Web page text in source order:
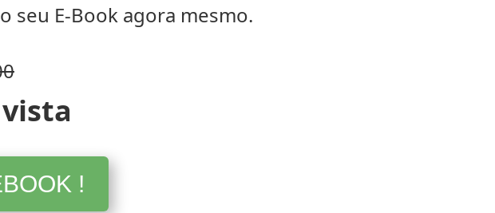
seu E-Book agora mesmo.
!